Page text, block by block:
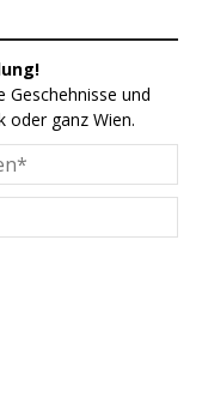
und
oder ganz Wien.